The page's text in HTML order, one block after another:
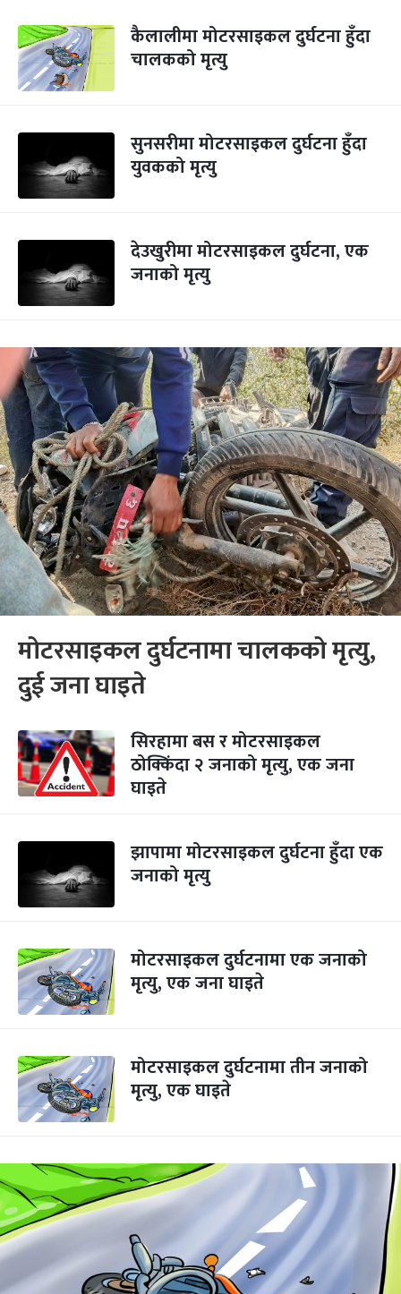
कैलालीमा मोटरसाइकल दुर्घटना हुँदा
चालकको मृत्यु
सुनसरीमा मोटरसाइकल दुर्घटना हुँदा
युवकको मृत्यु
देउखुरीमा मोटरसाइकल दुर्घटना, एक
जनाको मृत्यु
मोटरसाइकल दुर्घटनामा चालकको मृत्यु,
दुई जना घाइते
सिरहामा बस र मोटरसाइकल
ठोक्किंदा २ जनाको मृत्यु, एक जना
घाइते
झापामा मोटरसाइकल दुर्घटना हुँदा एक
जनाको मृत्यु
मोटरसाइकल दुर्घटनामा एक जनाको
मृत्यु, एक जना घाइते
मोटरसाइकल दुर्घटनामा तीन जनाको
मृत्यु, एक घाइते